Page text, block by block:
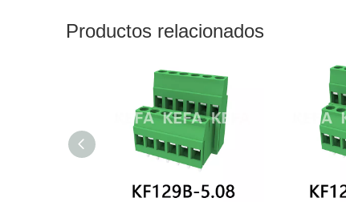
Productos relacionados